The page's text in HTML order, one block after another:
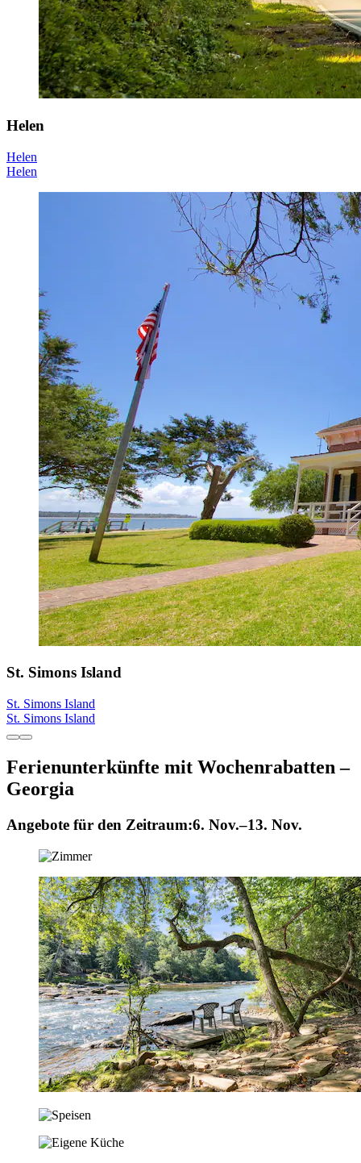
Helen
Helen
Helen
St. Simons Island
St. Simons Island
St. Simons Island
Ferienunterkünfte mit Wochenrabatten –
Georgia
Angebote für den Zeitraum:6. Nov.–13. Nov.